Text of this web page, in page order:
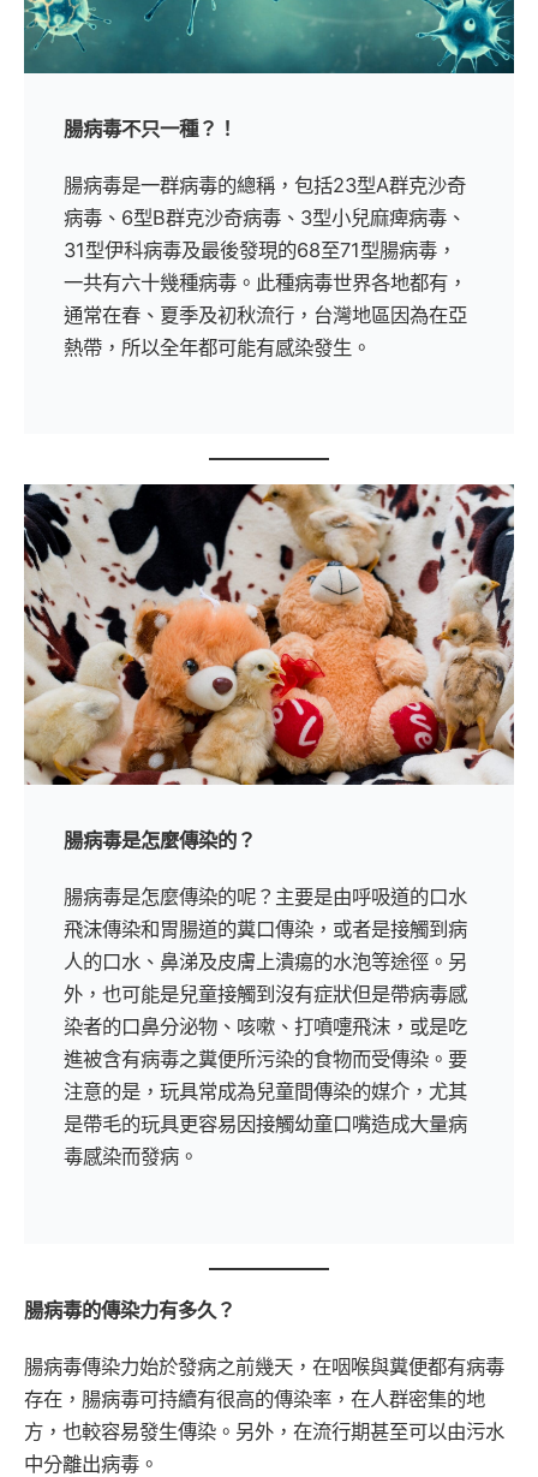
腸病毒不只一種？！
腸病毒是一群病毒的總稱，包括23型A群克沙奇
病毒、6型B群克沙奇病毒、3型小兒麻痺病毒、
31型伊科病毒及最後發現的68至71型腸病毒，
一共有六十幾種病毒。此種病毒世界各地都有，
通常在春、夏季及初秋流行，台灣地區因為在亞
熱帶，所以全年都可能有感染發生。
腸病毒是怎麼傳染的？
腸病毒是怎麼傳染的呢？主要是由呼吸道的口水
飛沫傳染和胃腸道的糞口傳染，或者是接觸到病
人的口水、鼻涕及皮膚上潰瘍的水泡等途徑。另
外，也可能是兒童接觸到沒有症狀但是帶病毒感
染者的口鼻分泌物、咳嗽、打噴嚏飛沫，或是吃
進被含有病毒之糞便所污染的食物而受傳染。要
注意的是，玩具常成為兒童間傳染的媒介，尤其
是帶毛的玩具更容易因接觸幼童口嘴造成大量病
毒感染而發病。
腸病毒的傳染力有多久？
腸病毒傳染力始於發病之前幾天，在咽喉與糞便都有病毒
存在，腸病毒可持續有很高的傳染率，在人群密集的地
方，也較容易發生傳染。另外，在流行期甚至可以由污水
中分離出病毒。